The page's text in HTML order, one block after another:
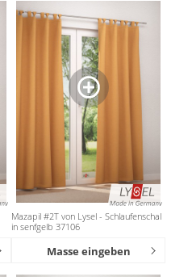
Mazapil #2T von Lysel - Schlaufenschal
in senfgelb 37106
Masse eingeben